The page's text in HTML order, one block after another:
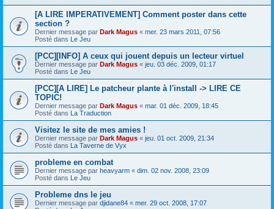
[A LIRE IMPERATIVEMENT] Comment poster dans cette
section ?
Dernier message par Dark Magus « mer. 23 mars 2011, 07:56
Posté dans Le Jeu
[PCC][INFO] A ceux qui jouent depuis un lecteur virtuel
Dernier message par Dark Magus « jeu. 03 déc. 2009, 01:17
Posté dans Le Jeu
[PCC][A LIRE] Le patcheur plante à l'install -> LIRE CE
TOPIC!
Dernier message par Dark Magus « mar. 01 déc. 2009, 18:45
Posté dans La Traduction
Visitez le site de mes amies !
Dernier message par Dark Magus « jeu. 01 oct. 2009, 21:34
Posté dans La Taverne de Vyx
probleme en combat
Dernier message par heavyarm « dim. 02 nov. 2008, 23:09
Posté dans Le Jeu
Probleme dns le jeu
Dernier message par djidane84 « mer. 29 oct. 2008, 17:07